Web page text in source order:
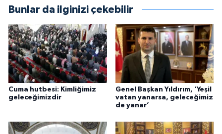
Bunlar da ilginizi çekebilir
Cuma hutbesi: Kimliğimiz
geleceğimizdir
Genel Başkan Yıldırım, ‘Yeşil
vatan yanarsa, geleceğimiz
de yanar’